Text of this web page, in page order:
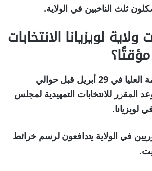
ثلث الناخبين في الولاية.
لويزيانا الانتخابات
وجاء حكم المحكمة العليا في 29 أبريل قبل حوالي
المقرر للانتخابات التمهيدية لمجلس
لويزيانا.
في الولاية يتدافعون لرسم خرائط